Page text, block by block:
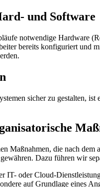
und Software
notwendige Hardware
bereits konfiguriert und
sicher zu gestalten,
Maßnahmen, die nach
Dazu führen wir
IT- oder Cloud-
auf Grundlage eines